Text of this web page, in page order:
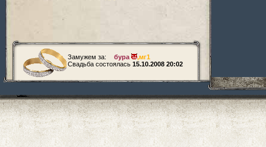
Замужем за: бура ,мг1
Свадьба состоялась 15.10.2008 20:02